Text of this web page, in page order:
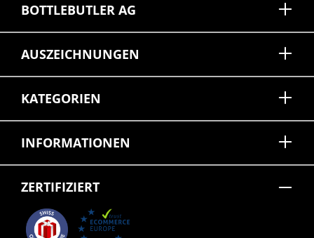
BOTTLEBUTLER AG
AUSZEICHNUNGEN
KATEGORIEN
INFORMATIONEN
ZERTIFIZIERT